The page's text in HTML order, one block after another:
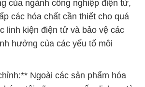
Ngoài các sản phẩm hóa
tôi cũng cung cấp dịch vụ tùy
các yêu cầu đặc biệt của khách
khả năng sản xuất và cung cấp
đặc thù của dự án cụ thể của